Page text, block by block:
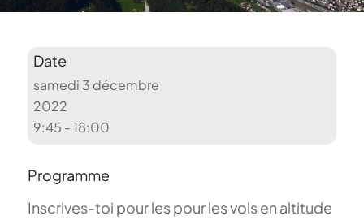
Date
samedi 3 décembre
2022
9:45 - 18:00
Programme
Inscrives-toi pour les pour les vols en altitude